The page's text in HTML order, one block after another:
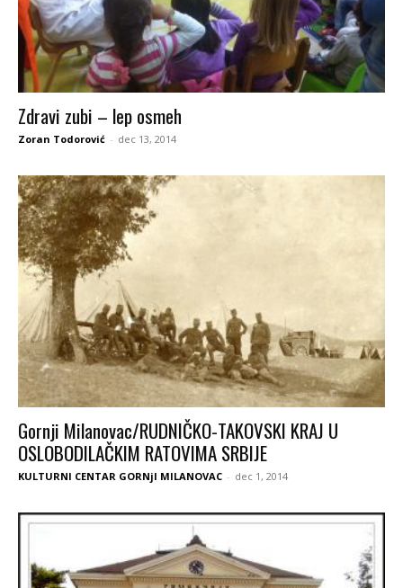
Zdravi zubi – lep osmeh
Zoran Todorović - dec 13, 2014
Gornji Milanovac/RUDNIČKO-TAKOVSKI KRAJ U
OSLOBODILAČKIM RATOVIMA SRBIJE
KULTURNI CENTAR GORNjI MILANOVAC - dec 1, 2014